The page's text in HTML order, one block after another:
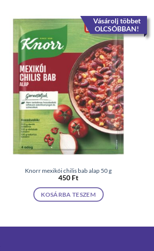
Vásárolj többet
OLCSÓBBAN!
Knorr mexikói chilis bab alap 50 g
450 Ft
KOSÁRBA TESZEM